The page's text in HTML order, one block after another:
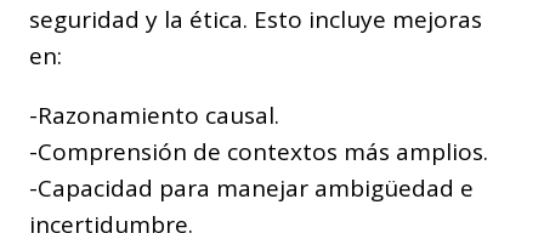
seguridad y la ética. Esto incluye mejoras
en:
-Razonamiento causal.
-Comprensión de contextos más amplios.
-Capacidad para manejar ambigüedad e
incertidumbre.